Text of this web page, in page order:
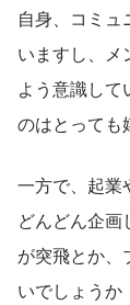
自身、コミ
いますし、メ
よう意識し
のはとっても
一方で、起業
どんどん企
が突飛とか、
いでしょうか